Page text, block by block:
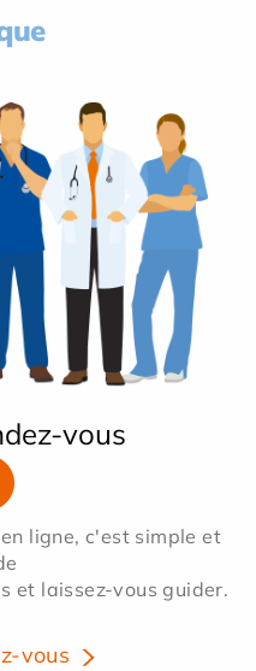
vous
ligne, c'est simple et
et laissez-vous guider.
vous